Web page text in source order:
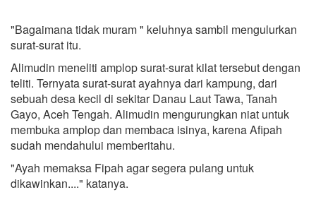
"Bagaimana tidak muram " keluhnya sambil mengulurkan
surat-surat itu.
Alimudin meneliti amplop surat-surat kilat tersebut dengan
teliti. Ternyata surat-surat ayahnya dari kampung, dari
sebuah desa kecil di sekitar Danau Laut Tawa, Tanah
Gayo, Aceh Tengah. Alimudin mengurungkan niat untuk
membuka amplop dan membaca isinya, karena Afipah
sudah mendahului memberitahu.
"Ayah memaksa Fipah agar segera pulang untuk
dikawinkan...." katanya.